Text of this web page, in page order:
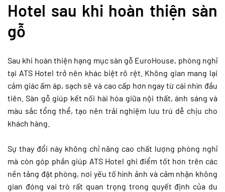
Hotel sau khi hoàn thiện sàn
gỗ
Sau khi hoàn thiện hạng mục sàn gỗ EuroHouse, phòng nghỉ
tại ATS Hotel trở nên khác biệt rõ rệt. Không gian mang lại
cảm giác ấm áp, sạch sẽ và cao cấp hơn ngay từ cái nhìn đầu
tiên. Sàn gỗ giúp kết nối hài hòa giữa nội thất, ánh sáng và
màu sắc tổng thể, tạo nên trải nghiệm lưu trú dễ chịu cho
khách hàng.
Sự thay đổi này không chỉ nâng cao chất lượng phòng nghỉ
mà còn góp phần giúp ATS Hotel ghi điểm tốt hơn trên các
nền tảng đặt phòng, nơi yếu tố hình ảnh và cảm nhận không
gian đóng vai trò rất quan trọng trong quyết định của du